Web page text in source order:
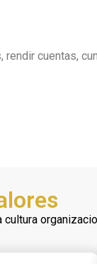
cuentas,